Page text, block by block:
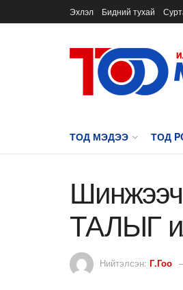
Эхлэл Бидний тухай
ТОД МЭДЭЭ ТОД
ТАЛЫГ
Нийтэлсэн: Г.Гоо